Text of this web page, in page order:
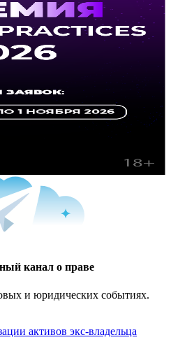
канал о праве
и юридических событиях.
активов экс-владельца